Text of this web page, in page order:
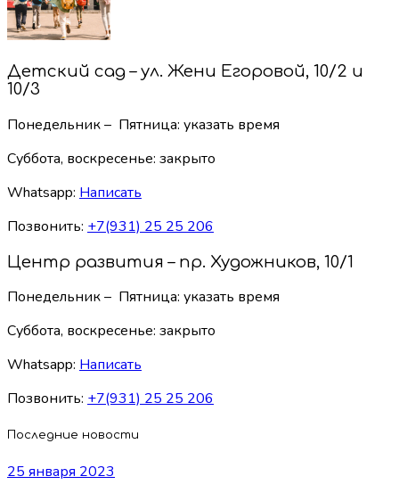
Детский сад – ул. Жени Егоровой, 10/2 и
10/3
Понедельник – Пятница: указать время
Суббота, воскресенье: закрыто
Whatsapp: Написать
Позвонить: +7(931) 25 25 206
Центр развития – пр. Художников, 10/1
Понедельник – Пятница: указать время
Суббота, воскресенье: закрыто
Whatsapp: Написать
Позвонить: +7(931) 25 25 206
Последние новости
25 января 2023